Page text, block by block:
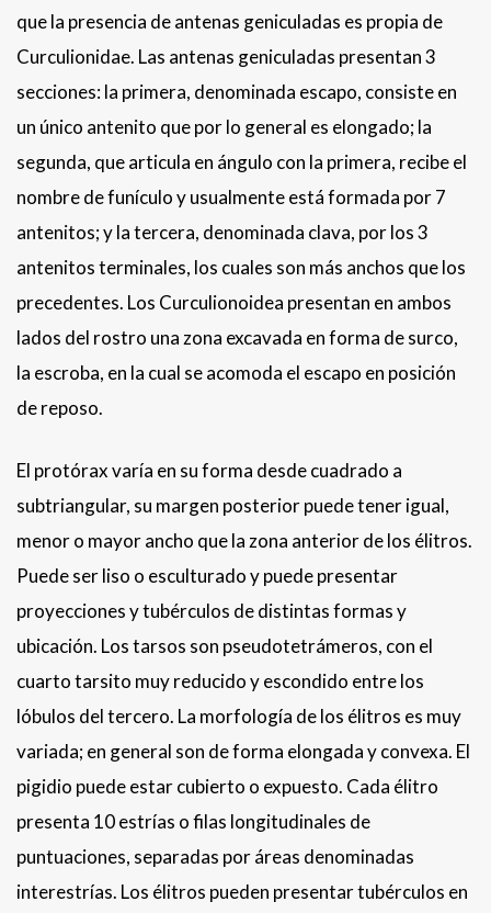
que la presencia de antenas geniculadas es propia de
Curculionidae. Las antenas geniculadas presentan 3
secciones: la primera, denominada escapo, consiste en
un único antenito que por lo general es elongado; la
segunda, que articula en ángulo con la primera, recibe el
nombre de funículo y usualmente está formada por 7
antenitos; y la tercera, denominada clava, por los 3
antenitos terminales, los cuales son más anchos que los
precedentes. Los Curculionoidea presentan en ambos
lados del rostro una zona excavada en forma de surco,
la escroba, en la cual se acomoda el escapo en posición
de reposo.
El protórax varía en su forma desde cuadrado a
subtriangular, su margen posterior puede tener igual,
menor o mayor ancho que la zona anterior de los élitros.
Puede ser liso o esculturado y puede presentar
proyecciones y tubérculos de distintas formas y
ubicación. Los tarsos son pseudotetrámeros, con el
cuarto tarsito muy reducido y escondido entre los
lóbulos del tercero. La morfología de los élitros es muy
variada; en general son de forma elongada y convexa. El
pigidio puede estar cubierto o expuesto. Cada élitro
presenta 10 estrías o filas longitudinales de
puntuaciones, separadas por áreas denominadas
interestrías. Los élitros pueden presentar tubérculos en